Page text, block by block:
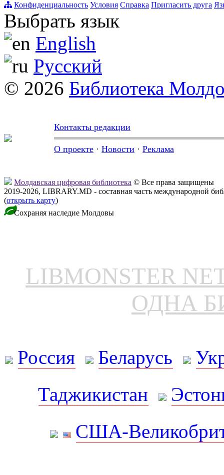
Конфиденциальность Условия Справка Пригласить друга
Выбрать язык
English
Русский
© 2026 Библиотека
Контакты редакции
О проекте · Новости · Реклама
Молдавская цифровая библиотека © Все права защищены
2019-2026, LIBRARY.MD - составная часть международной
(открыть карту)
Сохраняя наследие Молдовы
LIBMONSTER
ОДНА
Россия Беларусь
Таджикистан
США-